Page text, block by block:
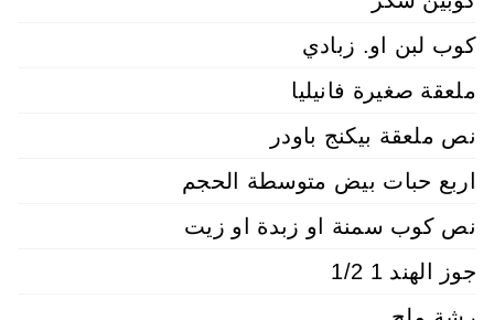
كوب لبن او. زبادي
ملعقة صغيرة فانيليا
نص ملعقة بيكنج باودر
اربع حبات بيض متوسطة الحجم
نص كوب سمنة او زبدة او زيت
جوز الهند 1 1/2